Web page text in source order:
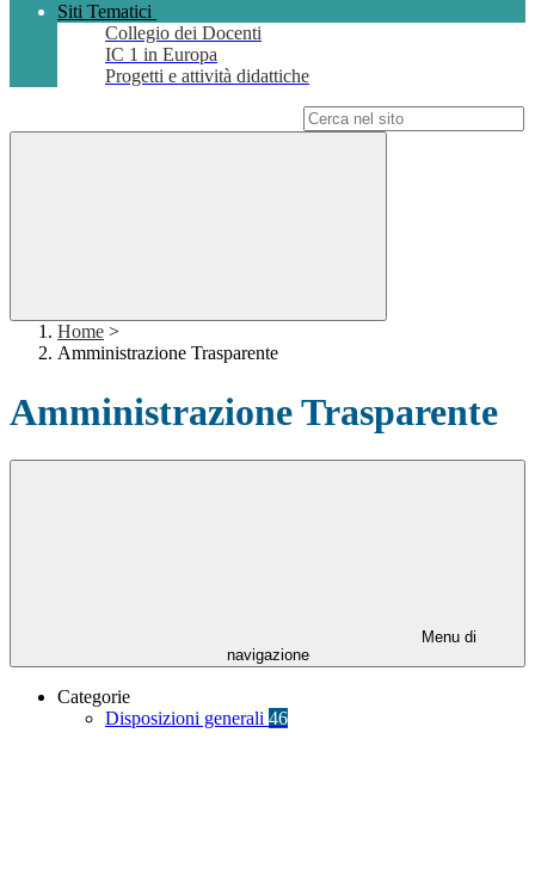
Siti Tematici
Collegio dei Docenti
IC 1 in Europa
Progetti e attività didattiche
Home >
Amministrazione Trasparente
Amministrazione Trasparente
Menu di
navigazione
Categorie
Disposizioni generali 46